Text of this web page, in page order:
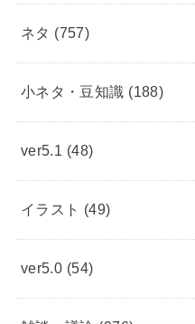
ネタ (757)
小ネタ・豆知識 (188)
ver5.1 (48)
イラスト (49)
ver5.0 (54)